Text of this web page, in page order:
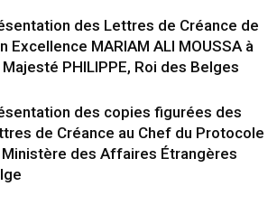
des Lettres de Créance de
Excellence MARIAM ALI MOUSSA à
Majesté PHILIPPE, Roi des Belges
des copies figurées des
de Créance au Chef du Protocole
Ministère des Affaires Étrangères